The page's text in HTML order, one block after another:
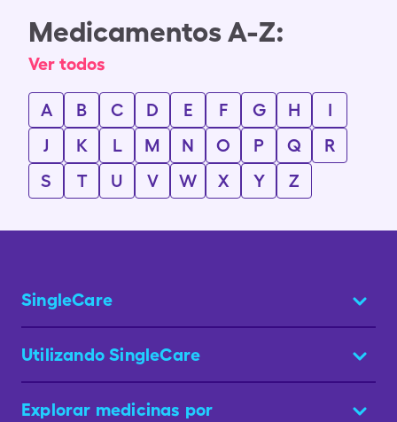
Medicamentos A-Z:
Ver todos
A B C D E F G H
I
J
K L M N O P Q
R
S
T U V W X Y Z
SingleCare
Utilizando SingleCare
Explorar medicinas por